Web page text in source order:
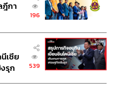
ทนสหรัฐฯ
คนรวย’ เสียงวิจารณ์อีก
ฎีกา
196
เซีย
รุก
539